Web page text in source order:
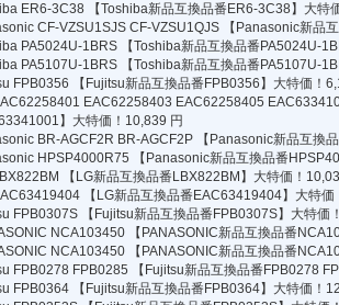
ER6-3C38
【Toshiba新品互換品番ER6-3C38】大特
CF-VZSU1SJS CF-VZSU1QJS
【Panasonic新品
PA5024U-1BRS
【Toshiba新品互換品番PA5024U-
PA5107U-1BRS
【Toshiba新品互換品番PA5107U-
FPB0356
【Fujitsu新品互換品番FPB0356】大特価！
EAC62258403 EAC62258405
】大特価！10,839 円
BR-AGCF2R BR-AGCF2P
【Panasonic新品互換
HPSP4000R75
【Panasonic新品互換品番
【LG新品互換品番LBX822BM】大特価！
【LG新品互換品番EAC63419404】大特
FPB0307S
【Fujitsu新品互換品番FPB0307S】大特価
NCA103450
【PANASONIC新品互換品番
NCA103450
【PANASONIC新品互換品番
FPB0278 FPB0285
【Fujitsu新品互換品番FPB0278
FPB0364
【Fujitsu新品互換品番FPB0364】大特価！